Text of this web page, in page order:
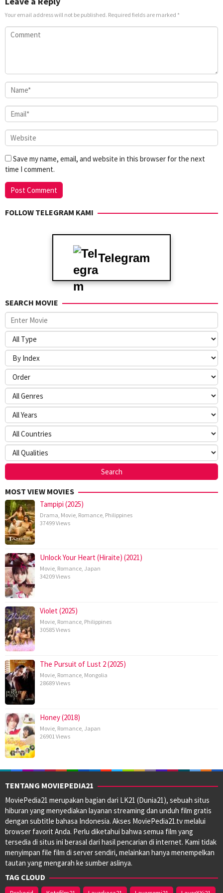
Your email address will not be published. Required fields are marked *
Save my name, email, and website in this browser for the next
time I comment.
FOLLOW TELEGRAM KAMI
Telegram
SEARCH MOVIE
MOST VIEW MOVIES
Tampipi (2025)
Drama, Movie, Romance, Philippines
37499 Views
Unlock Your Heart (Hiraite) (2021)
Movie, Romance, Japan
34209 Views
Violet (2025)
Movie, Romance, Philippines
30585 Views
The Pursuit of Lust 2 (2025)
Movie, Romance, Mongolia
28689 Views
Honey (2018)
Movie, Romance, Japan
26901 Views
TENTANG MOVIEPEDIA21
MoviePedia21 merupakan bagian dari LK21 (Dunia21), sebuah situs
hiburan yang menyediakan layanan streaming dan unduh film gratis
dengan subtitle bahasa Indonesia. Akses MoviePedia21.tv melalui
browser favorit Anda. Perlu diketahui bahwa semua film yang
tersedia di situs ini berasal dari hasil pencarian di internet. Kami tidak
menyimpan file film di server sendiri, melainkan hanya menempelkan
tautan yang mengarah ke sumber aslinya.
TAG CLOUD